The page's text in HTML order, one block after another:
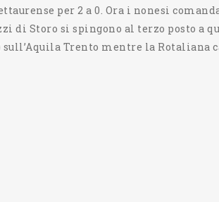
per 2 a 0. Ora i nonesi
di Storo si spingono al terzo posto a
Trento mentre la Rotaliana